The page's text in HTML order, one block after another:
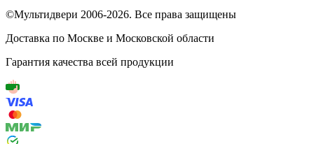
©Мультидвери ‎2006-2026. Все права защищены
Доставка по Москве и Московской области
Гарантия качества всей продукции